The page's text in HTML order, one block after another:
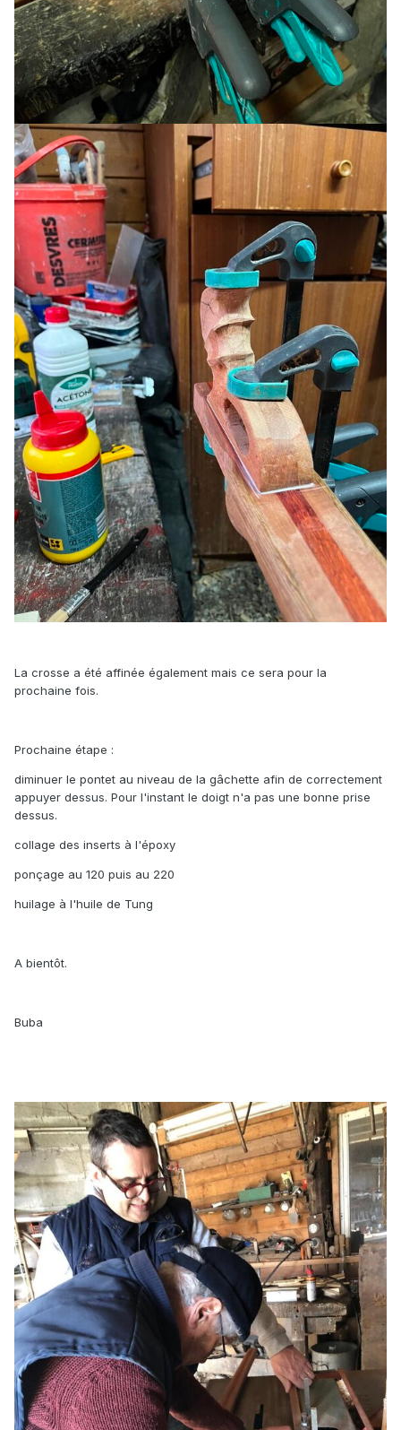
La crosse a été affinée également mais ce sera pour la
prochaine fois.
Prochaine étape :
diminuer le pontet au niveau de la gâchette afin de correctement
appuyer dessus. Pour l'instant le doigt n'a pas une bonne prise
dessus.
collage des inserts à l'époxy
ponçage au 120 puis au 220
huilage à l'huile de Tung
A bientôt.
Buba